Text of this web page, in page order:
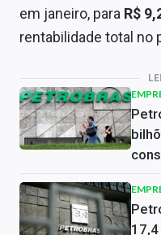
em janeiro, para R$
rentabilidade total no